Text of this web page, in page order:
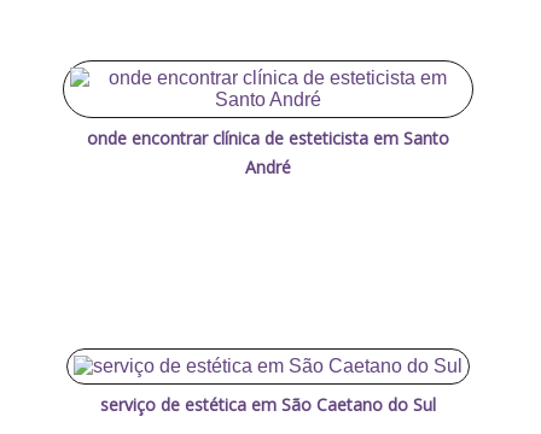
onde encontrar clínica de esteticista em Santo
André
serviço de estética em São Caetano do Sul